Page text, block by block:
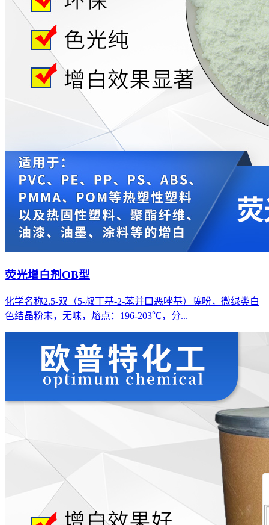
荧光增白剂OB型
化学名称2.5-双（5-叔丁基-2-苯并口恶唑基）噻吩，微绿类白
色结晶粉末，无味，熔点：196-203℃，分...